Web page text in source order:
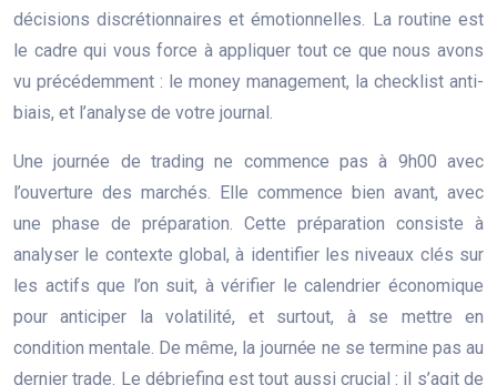
décisions discrétionnaires et émotionnelles. La routine est
le cadre qui vous force à appliquer tout ce que nous avons
vu précédemment : le money management, la checklist anti-
biais, et l’analyse de votre journal.
Une journée de trading ne commence pas à 9h00 avec
l’ouverture des marchés. Elle commence bien avant, avec
une phase de préparation. Cette préparation consiste à
analyser le contexte global, à identifier les niveaux clés sur
les actifs que l’on suit, à vérifier le calendrier économique
pour anticiper la volatilité, et surtout, à se mettre en
condition mentale. De même, la journée ne se termine pas au
dernier trade. Le débriefing est tout aussi crucial : il s’agit de